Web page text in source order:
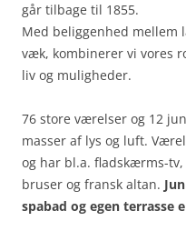
går tilbage til 1855.
Med beliggenhed mellem
væk, kombinerer vi vores
liv og muligheder.
76 store værelser og 12
masser af lys og luft.
og har bl.a. fladskærms-tv,
bruser og fransk altan.
spabad og egen terrasse